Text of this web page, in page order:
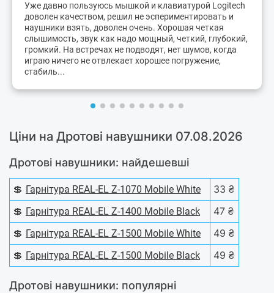
Уже давно пользуюсь мышкой и клавиатурой Logitech
доволен качеством, решил не эспериментировать и
наушники взять, доволен очень. Хорошая четкая
слышимость, звук как надо мощный, четкий, глубокий,
громкий. На встречах не подводят, нет шумов, когда
играю ничего не отвлекает хорошее погружение,
стабиль...
Ціни на Дротові навушники 07.08.2026
Дротові навушники: найдешевші
💲 Гарнітура REAL-EL Z-1070 Mobile White
33 ₴
💲 Гарнітура REAL-EL Z-1400 Mobile Black
47 ₴
💲 Гарнітура REAL-EL Z-1500 Mobile White
49 ₴
💲 Гарнітура REAL-EL Z-1500 Mobile Black 49 ₴
Дротові навушники: популярні